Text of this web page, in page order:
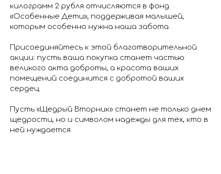
килограмм 2 рубля отчисляются в фонд
«Особенные Дети», поддерживая малышей,
которым особенно нужна наша забота.
Присоединяйтесь к этой благотворительной
акции: пусть ваша покупка станет частью
великого акта доброты, а красота ваших
помещений соединится с добротой ваших
сердец.
Пусть «Щедрый Вторник» станет не только днем
щедрости, но и символом надежды для тех, кто в
ней нуждается